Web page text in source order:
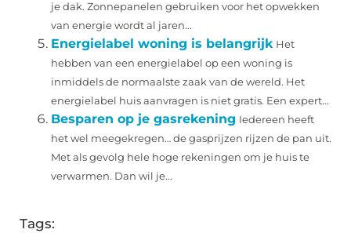
je dak. Zonnepanelen gebruiken voor het opwekken
van energie wordt al jaren...
Energielabel woning is belangrijk Het
hebben van een energielabel op een woning is
inmiddels de normaalste zaak van de wereld. Het
energielabel huis aanvragen is niet gratis. Een expert...
Besparen op je gasrekening Iedereen heeft
het wel meegekregen… de gasprijzen rijzen de pan uit.
Met als gevolg hele hoge rekeningen om je huis te
verwarmen. Dan wil je...
Tags: